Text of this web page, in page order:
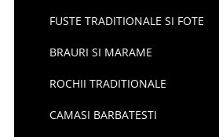
FUSTE TRADITIONALE SI FOTE
BRAURI SI MARAME
ROCHII TRADITIONALE
CAMASI BARBATESTI